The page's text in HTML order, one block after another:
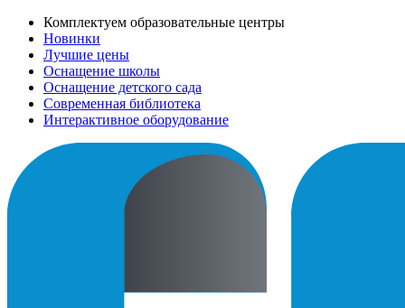
Комплектуем образовательные центры
Новинки
Лучшие цены
Оснащение школы
Оснащение детского сада
Современная библиотека
Интерактивное оборудование